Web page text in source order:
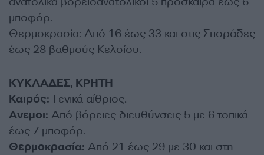
μποφόρ.
Θερμοκρασία: Από 16 έως 33 και στις Σποράδες
έως 28 βαθμούς Κελσίου.
ΚΥΚΛΑΔΕΣ, ΚΡΗΤΗ
Καιρός: Γενικά αίθριος.
Ανεμοι: Από βόρειες διευθύνσεις 5 με 6 τοπικά
έως 7 μποφόρ.
Θερμοκρασία: Από 21 έως 29 με 30 και στη